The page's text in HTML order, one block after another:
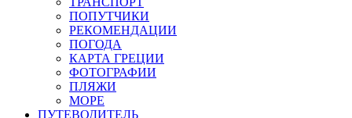
ПОПУТЧИКИ
РЕКОМЕНДАЦИИ
ПОГОДА
КАРТА ГРЕЦИИ
ФОТОГРАФИИ
ПЛЯЖИ
МОРЕ
ПУТЕВОДИТЕЛЬ